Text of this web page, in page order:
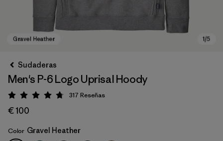
Sudaderas
Men's P-6 Logo Uprisal Hoody
Puntuación: 4.8 / 5
317 Reseñas
€ 100
Color Gravel Heather